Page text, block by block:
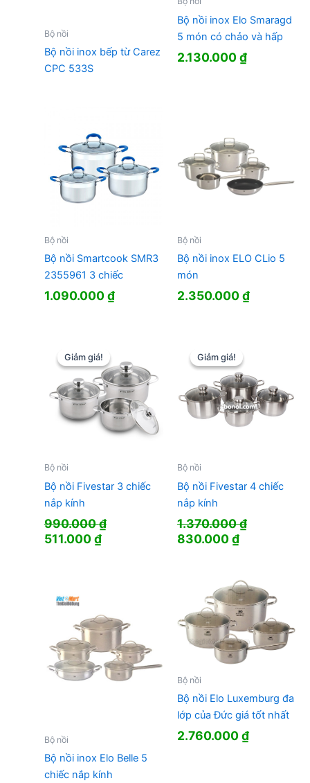
Bộ nồi
Bộ nồi inox bếp từ Carez
CPC 533S
Bộ nồi inox Elo Smaragd
5 món có chảo và hấp
2.130.000₫
Bộ nồi
Bộ nồi Smartcook SMR3
2355961 3 chiếc
1.090.000₫
Bộ nồi
Bộ nồi inox ELO CLio 5
món
2.350.000₫
Giảm giá!
Giảm giá!
Bộ nồi
Bộ nồi Fivestar 3 chiếc
nắp kính
990.000₫
Giá
511.000₫Giá
Giảm giá!
Giảm giá!
Bộ nồi
Bộ nồi Fivestar 4 chiếc
nắp kính
1.370.000₫
Giá
1.370.000 ₫.
830.000₫Giá
là:
830.000 ₫.
Bộ nồi
Bộ nồi inox Elo Belle 5
chiếc nắp kính
Bộ nồi
Bộ nồi Elo Luxemburg đa
lớp của Đức giá tốt nhất
2.760.000₫